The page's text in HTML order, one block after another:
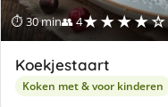
⏱ 30 min👥 4★★★★☆
Koekjestaart
Koken met & voor kinderen